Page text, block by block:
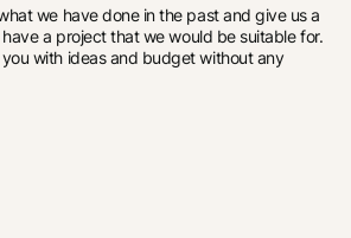
we have done in the past and give us a
a project that we would be suitable for.
with ideas and budget without any